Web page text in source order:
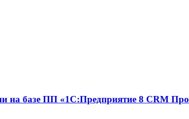
на базе ПП «1С:Предприятие 8 CRM